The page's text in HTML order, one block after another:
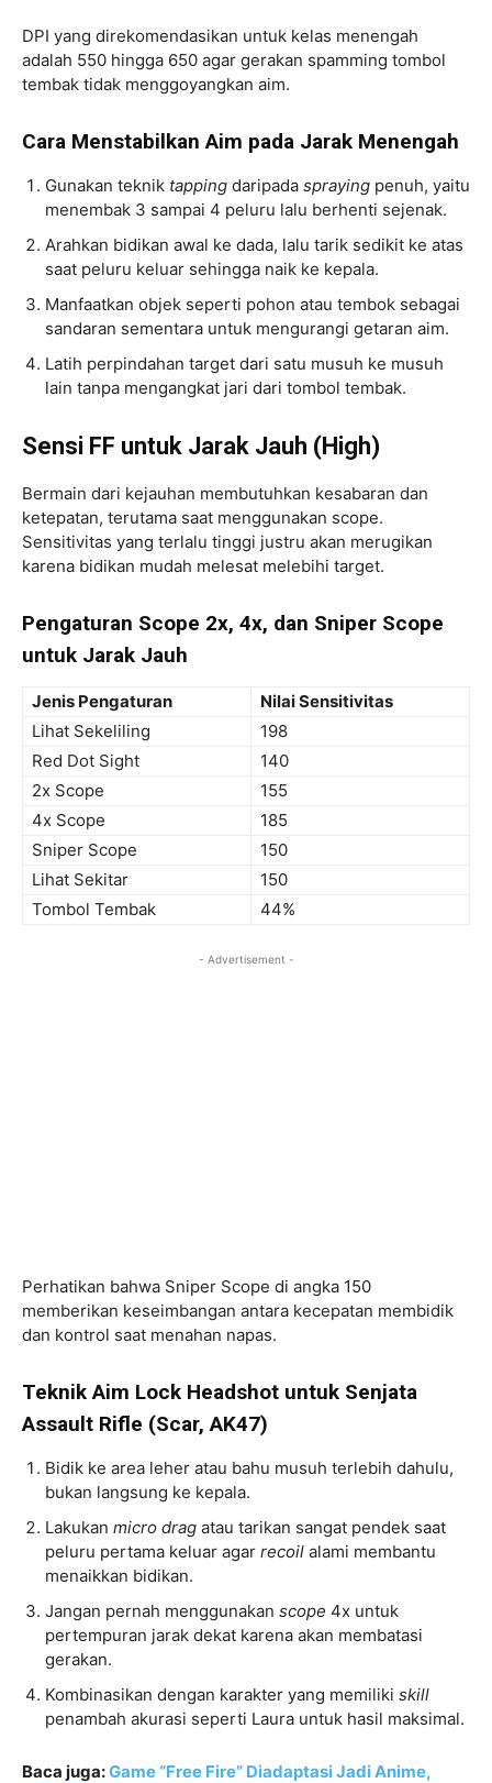
DPI yang direkomendasikan untuk kelas menengah
adalah 550 hingga 650 agar gerakan spamming tombol
tembak tidak menggoyangkan aim.
Cara Menstabilkan Aim pada Jarak Menengah
Gunakan teknik tapping daripada spraying penuh, yaitu
menembak 3 sampai 4 peluru lalu berhenti sejenak.
Arahkan bidikan awal ke dada, lalu tarik sedikit ke atas
saat peluru keluar sehingga naik ke kepala.
Manfaatkan objek seperti pohon atau tembok sebagai
sandaran sementara untuk mengurangi getaran aim.
Latih perpindahan target dari satu musuh ke musuh
lain tanpa mengangkat jari dari tombol tembak.
Sensi FF untuk Jarak Jauh (High)
Bermain dari kejauhan membutuhkan kesabaran dan
ketepatan, terutama saat menggunakan scope.
Sensitivitas yang terlalu tinggi justru akan merugikan
karena bidikan mudah melesat melebihi target.
Pengaturan Scope 2x, 4x, dan Sniper Scope
untuk Jarak Jauh
Jenis Pengaturan
Nilai Sensitivitas
Lihat Sekeliling
198
Red Dot Sight
140
2x Scope
155
4x Scope
185
Sniper Scope
150
Lihat Sekitar
150
Tombol Tembak
44%
- Advertisement -
Perhatikan bahwa Sniper Scope di angka 150
memberikan keseimbangan antara kecepatan membidik
dan kontrol saat menahan napas.
Teknik Aim Lock Headshot untuk Senjata
Assault Rifle (Scar, AK47)
Bidik ke area leher atau bahu musuh terlebih dahulu,
bukan langsung ke kepala.
Lakukan micro drag atau tarikan sangat pendek saat
peluru pertama keluar agar recoil alami membantu
menaikkan bidikan.
Jangan pernah menggunakan scope 4x untuk
pertempuran jarak dekat karena akan membatasi
gerakan.
Kombinasikan dengan karakter yang memiliki skill
penambah akurasi seperti Laura untuk hasil maksimal.
Baca juga:Game “Free Fire” Diadaptasi Jadi Anime,